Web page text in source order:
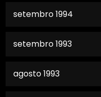
setembro 1994
setembro 1993
agosto 1993